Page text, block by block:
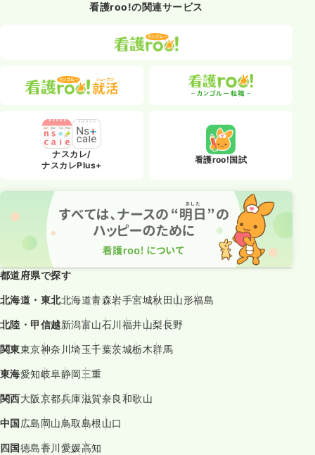
看護roo!の関連サービス
ナスカレ/
ナスカレPlus+
看護roo!国試
都道府県で探す
北海道・東北北海道青森岩手宮城秋田山形福島
北陸・甲信越新潟富山石川福井山梨長野
関東東京神奈川埼玉千葉茨城栃木群馬
東海愛知岐阜静岡三重
関西大阪京都兵庫滋賀奈良和歌山
中国広島岡山鳥取島根山口
四国徳島香川愛媛高知